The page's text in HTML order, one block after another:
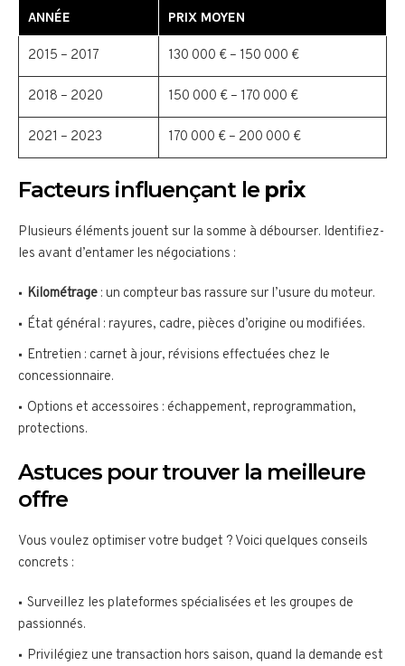
ANNÉE PRIX MOYEN
2015 – 2017 130 000 € – 150 000 €
2018 – 2020 150 000 € – 170 000 €
2021 – 2023 170 000 € – 200 000 €
Facteurs influençant le prix
Plusieurs éléments jouent sur la somme à débourser. Identifiez-
les avant d’entamer les négociations :
Kilométrage : un compteur bas rassure sur l’usure du moteur.
État général : rayures, cadre, pièces d’origine ou modifiées.
Entretien : carnet à jour, révisions effectuées chez le
concessionnaire.
Options et accessoires : échappement, reprogrammation,
protections.
Astuces pour trouver la meilleure
offre
Vous voulez optimiser votre budget ? Voici quelques conseils
concrets :
Surveillez les plateformes spécialisées et les groupes de
passionnés.
Privilégiez une transaction hors saison, quand la demande est